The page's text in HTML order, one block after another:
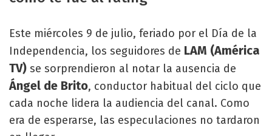
Este miércoles 9 de julio, feriado por el Día de la
Independencia, los seguidores de LAM (América
TV) se sorprendieron al notar la ausencia de
Ángel de Brito, conductor habitual del ciclo que
cada noche lidera la audiencia del canal. Como
era de esperarse, las especulaciones no tardaron